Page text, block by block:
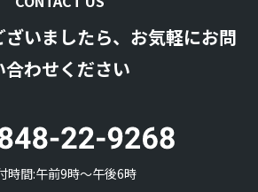
いましたら、お気軽にお問
合わせください
時間:午前9時〜午後6時